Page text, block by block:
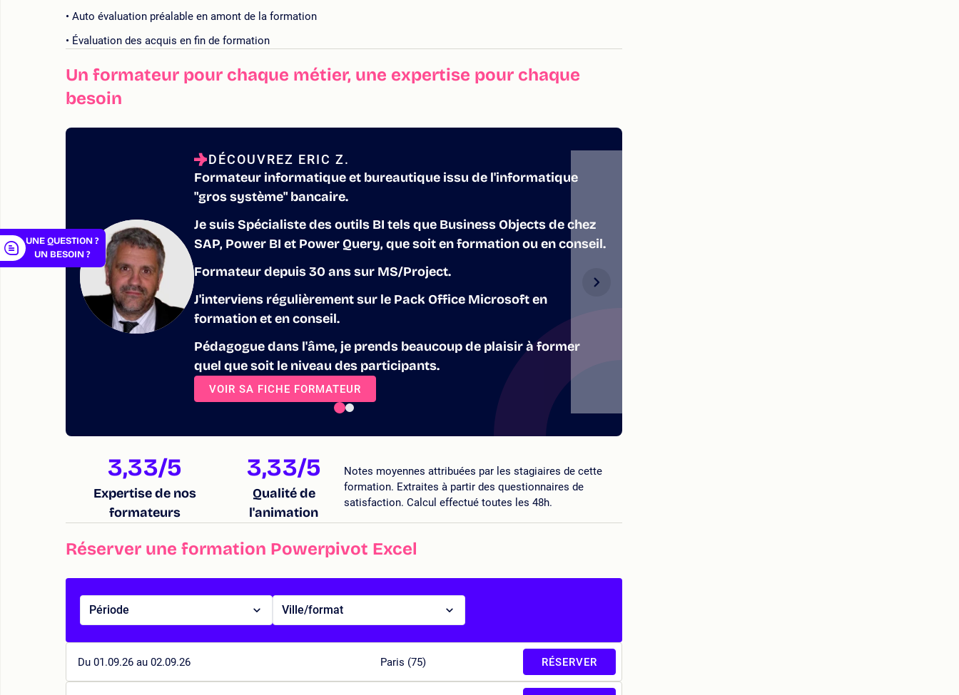
Auto évaluation préalable en amont de la formation
Évaluation des acquis en fin de formation
Un formateur pour chaque métier, une expertise pour chaque
besoin
DÉCOUVREZ ERIC Z.
Formateur informatique et bureautique issu de l'informatique
"gros système" bancaire.
Je suis Spécialiste des outils BI tels que Business Objects de chez
SAP, Power BI et Power Query, que soit en formation ou en conseil.
Formateur depuis 30 ans sur MS/Project.
J'interviens régulièrement sur le Pack Office Microsoft en
formation et en conseil.
Pédagogue dans l'âme, je prends beaucoup de plaisir à former
quel que soit le niveau des participants.
VOIR SA FICHE FORMATEUR
3,33/5
Expertise de nos
formateurs
3,33/5
Qualité de
l'animation
Notes moyennes attribuées par les stagiaires de cette
formation. Extraites à partir des questionnaires de
satisfaction. Calcul effectué toutes les 48h.
Réserver une formation Powerpivot Excel
Période Ville/format
Du 01.09.26 au 02.09.26 Paris (75) RÉSERVER
UNE QUESTION ?
UN BESOIN ?